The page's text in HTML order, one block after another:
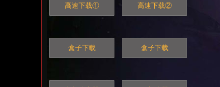
高速下载① 高速下载②
盒子下载 盒子下载